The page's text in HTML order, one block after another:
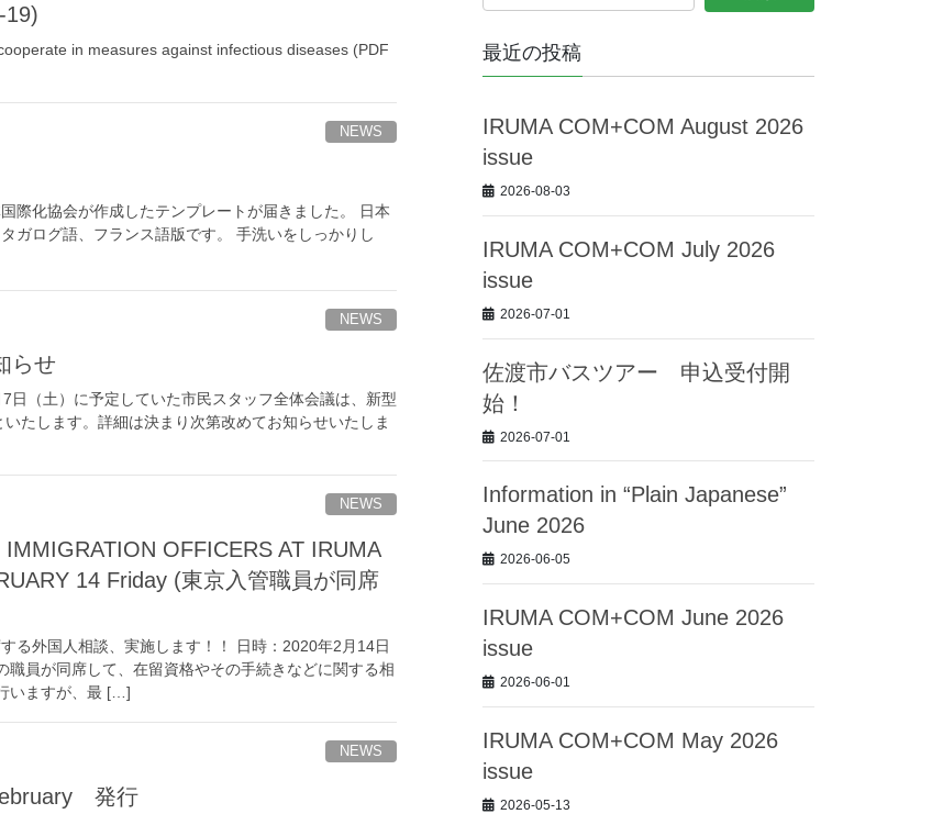
19)
in measures against infectious diseases (PDF
NEWS
際化協会が作成したテンプレートが届きました。 日本
ガログ語、フランス語版です。 手洗いをしっかりし
NEWS
らせ
日（土）に予定していた市民スタッフ全体会議は、新型
たします。詳細は決まり次第改めてお知らせいたしま
NEWS
OFFICERS AT IRUMA
14 Friday (東京入管職員が同席
る外国人相談、実施します！！ 日時：2020年2月14日
員が同席して、在留資格やその手続きなどに関する相
いますが、最 […]
NEWS
発行
最近の投稿
IRUMA COM+COM August 2026
issue
2026-08-03
IRUMA COM+COM July 2026
issue
2026-07-01
佐渡市バスツアー 申込受付開
始！
2026-07-01
Information in “Plain Japanese”
June 2026
2026-06-05
IRUMA COM+COM June 2026
issue
2026-06-01
IRUMA COM+COM May 2026
issue
2026-05-13